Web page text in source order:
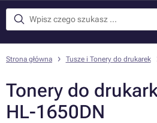
Strona główna Tusze i Tonery do drukarek
Tonery do
HL-1650DN